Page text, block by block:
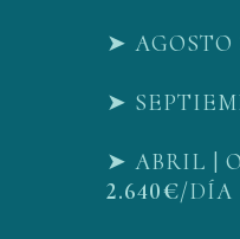
➤ AGOSTO
➤
➤ ABRIL |
2.640€/DÍA